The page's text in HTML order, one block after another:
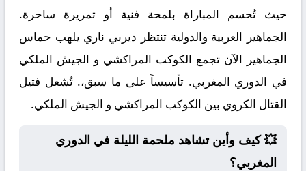
حيث تُحسم المباراة بلمحة فنية أو تمريرة ساحرة.
الجماهير العربية والدولية تنتظر ديربي ناري يلهب حماس
الجماهير الآن تجمع الكوكب المراكشي و الجيش الملكي
في الدوري المغربي. تأسيساً على ما سبق،. تُشعل فتيل
القتال الكروي بين الكوكب المراكشي و الجيش الملكي.
💥 كيف وأين تشاهد ملحمة الليلة في الدوري
المغربي؟